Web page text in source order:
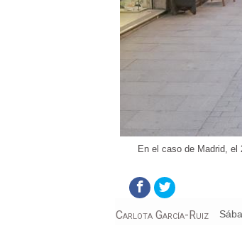
En el caso de Madrid,
Carlota García-Ruiz